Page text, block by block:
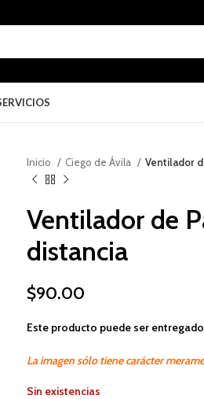
Inicio Ciego de Ávila Ventilador
Ventilador de
distancia
$90.00
Este producto puede ser
La imagen sólo tiene carácter
Sin existencias